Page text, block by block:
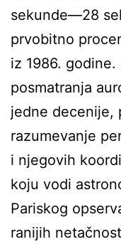
sekunde—28
prvobitno
iz 1986.
posmatranja
jedne decenije,
razumevanje
i njegovih
koju vodi
Pariskog
ranijih